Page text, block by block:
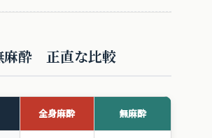
麻酔 正直な比較
全身麻酔 無麻酔